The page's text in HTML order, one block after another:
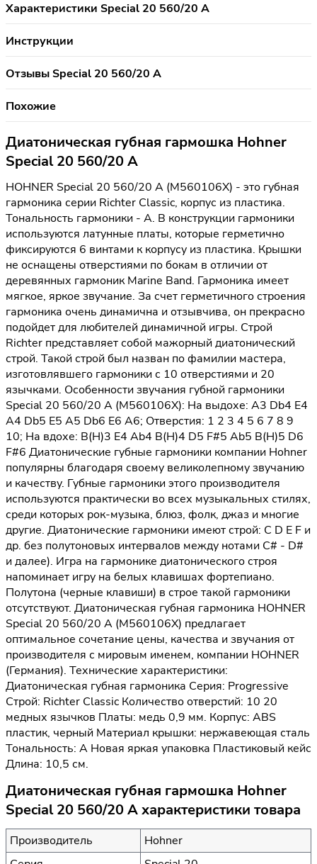
Характеристики Special 20 560/20 A
Инструкции
Отзывы Special 20 560/20 A
Похожие
Диатоническая губная гармошка Hohner
Special 20 560/20 A
HOHNER Special 20 560/20 A (M560106X) - это губная
гармоника серии Richter Classic, корпус из пластика.
Тональность гармоники - A. В конструкции гармоники
используются латунные платы, которые герметично
фиксируются 6 винтами к корпусу из пластика. Крышки
не оснащены отверстиями по бокам в отличии от
деревянных гармоник Marine Band. Гармоника имеет
мягкое, яркое звучание. За счет герметичного строения
гармоника очень динамична и отзывчива, он прекрасно
подойдет для любителей динамичной игры. Строй
Richter представляет собой мажорный диатонический
строй. Такой строй был назван по фамилии мастера,
изготовлявшего гармоники с 10 отверстиями и 20
язычками. Особенности звучания губной гармоники
Special 20 560/20 A (M560106X): На выдохе: A3 Db4 E4
A4 Db5 E5 A5 Db6 E6 A6; Отверстия: 1 2 3 4 5 6 7 8 9
10; На вдохе: B(H)3 E4 Ab4 B(H)4 D5 F#5 Ab5 B(H)5 D6
F#6 Диатонические губные гармоники компании Hohner
популярны благодаря своему великолепному звучанию
и качеству. Губные гармоники этого производителя
используются практически во всех музыкальных стилях,
среди которых рок-музыка, блюз, фолк, джаз и многие
другие. Диатонические гармоники имеют строй: С D E F и
др. без полутоновых интервалов между нотами С# - D#
и далее). Игра на гармонике диатонического строя
напоминает игру на белых клавишах фортепиано.
Полутона (черные клавиши) в строе такой гармоники
отсутствуют. Диатоническая губная гармоника HOHNER
Special 20 560/20 A (M560106X) предлагает
оптимальное сочетание цены, качества и звучания от
производителя с мировым именем, компании HOHNER
(Германия). Технические характеристики:
Диатоническая губная гармоника Серия: Progressive
Строй: Richter Classic Количество отверстий: 10 20
медных язычков Платы: медь 0,9 мм. Корпус: ABS
пластик, черный Материал крышки: нержавеющая сталь
Тональность: A Новая яркая упаковка Пластиковый кейс
Длина: 10,5 см.
Диатоническая губная гармошка Hohner
Special 20 560/20 A характеристики товара
Производитель
Hohner